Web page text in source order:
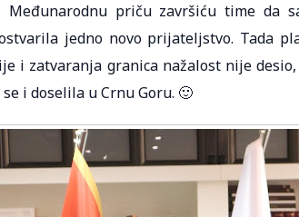
Međunarodnu priču završiću time da
jedno novo prijateljstvo. Tada
i zatvaranja granica nažalost nije
i doselila u Crnu Goru. 🙂